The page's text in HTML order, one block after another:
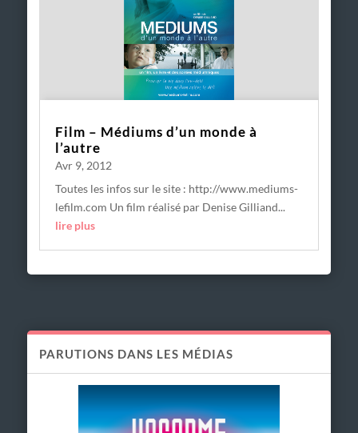
Film – Médiums d’un monde à
l’autre
Avr 9, 2012
Toutes les infos sur le site : http://www.mediums-
lefilm.com Un film réalisé par Denise Gilliand...
lire plus
PARUTIONS DANS LES MÉDIAS